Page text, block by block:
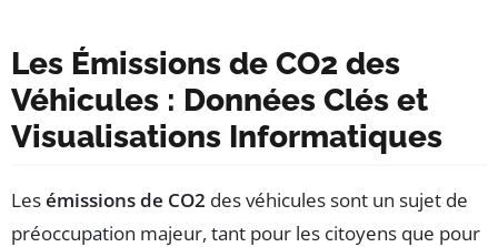
Les Émissions de CO2 des
Véhicules : Données Clés et
Visualisations Informatiques
Lesémissions de CO2 des véhicules sont un sujet de
préoccupation majeur, tant pour les citoyens que pour